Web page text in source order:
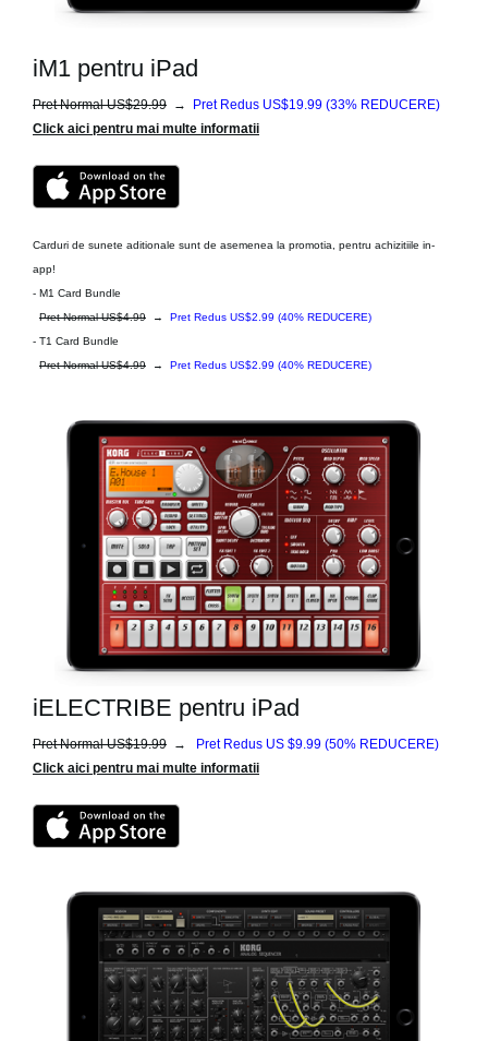
iM1 pentru iPad
Pret Normal US$29.99 → Pret Redus US$19.99 (33% REDUCERE)
Click aici pentru mai multe informatii
Carduri de sunete aditionale sunt de asemenea la promotia, pentru achizitiile in-
app!
- M1 Card Bundle
Pret Normal US$4.99 → Pret Redus US$2.99 (40% REDUCERE)
- T1 Card Bundle
Pret Normal US$4.99 → Pret Redus US$2.99 (40% REDUCERE)
iELECTRIBE pentru iPad
Pret Normal US$19.99 → Pret Redus US $9.99 (50% REDUCERE)
Click aici pentru mai multe informatii